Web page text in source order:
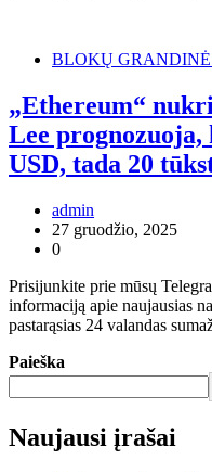
BLOKŲ
„Ethereum“
Lee prognozuoja,
USD, tada 20
admin
27 gruodžio, 2025
0
Prisijunkite prie mūsų
informaciją apie naujausias
pastarąsias 24 valandas
Paieška
Naujausi įrašai